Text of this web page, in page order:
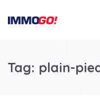
Tag: plain-